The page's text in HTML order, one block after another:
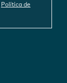
Política de